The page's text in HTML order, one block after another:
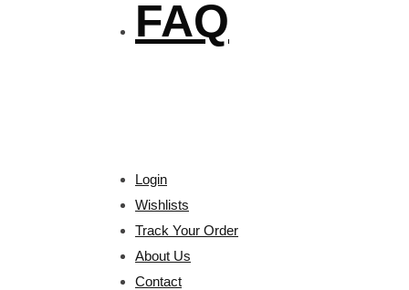
FAQ
Login
Wishlists
Track Your Order
About Us
Contact